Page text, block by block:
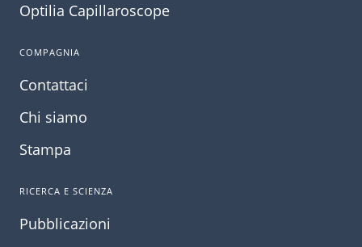
Optilia Capillaroscope
COMPAGNIA
Contattaci
Chi siamo
Stampa
RICERCA E SCIENZA
Pubblicazioni